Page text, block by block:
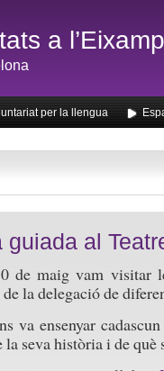
a
per la llengua
guiada al
de maig vam visitar
la delegació de
va ensenyar
la seva història i de